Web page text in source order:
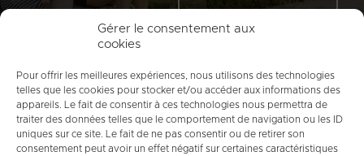
Gérer le consentement aux
cookies
Pour offrir les meilleures expériences, nous utilisons des technologies
telles que les cookies pour stocker et/ou accéder aux informations des
appareils. Le fait de consentir à ces technologies nous permettra de
traiter des données telles que le comportement de navigation ou les ID
uniques sur ce site. Le fait de ne pas consentir ou de retirer son
consentement peut avoir un effet négatif sur certaines caractéristiques